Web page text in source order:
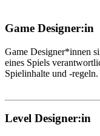
Game Designer:in
Game Designer*innen
eines Spiels
Spielinhalte und -regeln.
Level Designer:in